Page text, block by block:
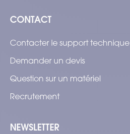
CONTACT
Contacter le support technique
Demander un devis
Question sur un matériel
Recrutement
NEWSLETTER